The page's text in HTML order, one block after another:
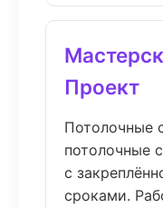
Проект
Потолочные
потолочные
с
сроками.